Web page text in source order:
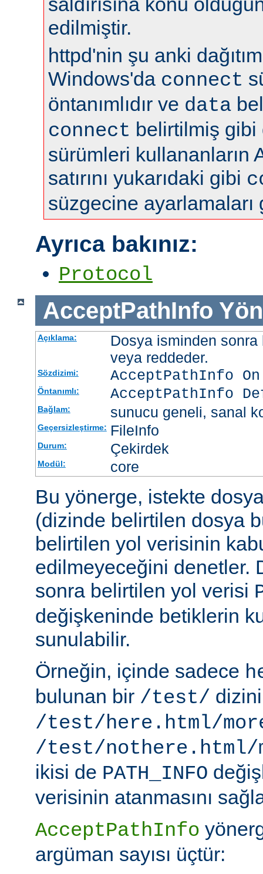
edilmiştir.
httpd'nin şu anki
Windows'da connect
öntanımlıdır ve data
connect belirtilmiş gibi
sürümleri kullananların
satırını yukarıdaki gibi
süzgecine ayarlamaları
Ayrıca bakınız:
Protocol
AcceptPathInfo
Açıklama:
Dosya isminden
veya reddeder.
Sözdizimi: AcceptPathInfo
Öntanımlı: AcceptPathInfo
Bağlam: sunucu geneli, sanal
Geçersizleştirme: FileInfo
Durum: Çekirdek
Modül: core
Bu yönerge, istekte
(dizinde belirtilen dosya
belirtilen yol verisinin
edilmeyeceğini denetler.
sonra belirtilen yol verisi
değişkeninde betiklerin
sunulabilir.
Örneğin, içinde sadece
bulunan bir /test/
/test/here.html/
/test/nothere.html/
ikisi de PATH_INFO
verisinin atanmasını
AcceptPathInfo
argüman sayısı üçtür: